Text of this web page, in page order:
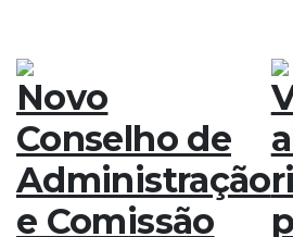
Novo
Conselho de
Administração
e Comissão